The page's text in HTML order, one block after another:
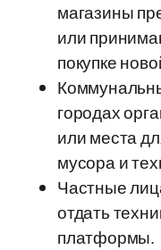
магазины
или
покупке
городах
или места
мусора и
Частные
отдать
платформы.